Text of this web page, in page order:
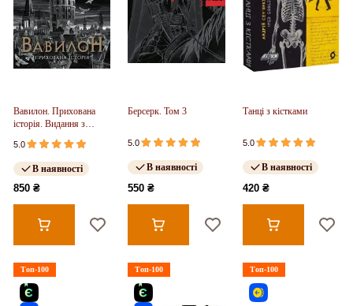
Вавилон. Прихована
історія. Видання з
ілюстрованим зрізом
(у)
5.0
В наявності
850 ₴
Берсерк. Том 3
5.0
В наявності
550 ₴
Танці з кістками
5.0
В наявності
420 ₴
Топ-100 Топ-100 Топ-100